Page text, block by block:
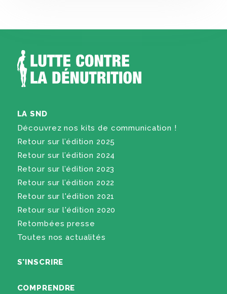
LA SND
Découvrez nos kits de communication !
Retour sur l’édition 2025
Retour sur l’édition 2024
Retour sur l’édition 2023
Retour sur l’édition 2022
Retour sur l'édition 2021
Retour sur l'édition 2020
Retombées presse
Toutes nos actualités
S'INSCRIRE
COMPRENDRE